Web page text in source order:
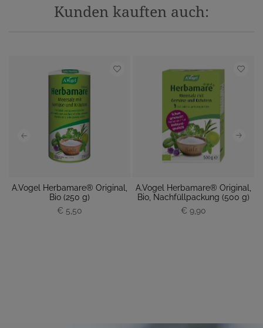
Kunden kauften auch:
A.Vogel Herbamare® Original,
Bio (250 g)
€ 5,50
A.Vogel Herbamare® Original,
Bio, Nachfüllpackung (500 g)
€ 9,90